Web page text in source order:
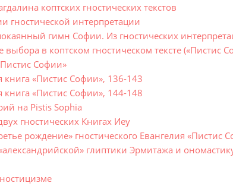
коптских гностических текстов
интерпретации
гимн Софии. Из гностических
в коптском гностическом тексте («Пистис
Софии»
«Пистис Софии», 136-143
«Пистис Софии», 144-148
на Pistis Sophia
гностических Книгах Иеу
рождение» гностического Евангелия «Пистис
глиптики Эрмитажа и